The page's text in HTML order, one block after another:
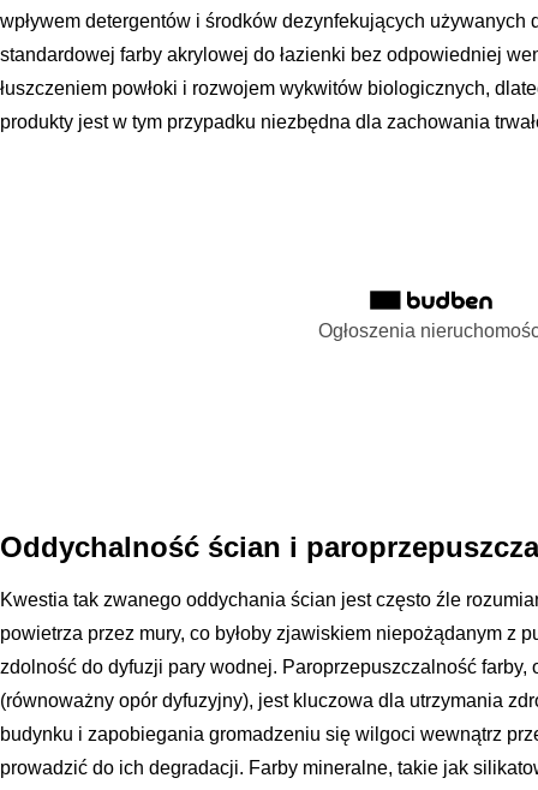
wpływem detergentów i środków dezynfekujących używanych
standardowej farby akrylowej do łazienki bez odpowiedniej
łuszczeniem powłoki i rozwojem wykwitów biologicznych,
produkty jest w tym przypadku niezbędna dla zachowania
Ogłoszenia
Oddychalność ścian i
Kwestia tak zwanego oddychania ścian jest często źle
powietrza przez mury, co byłoby zjawiskiem niepożądanym z
zdolność do dyfuzji pary wodnej. Paroprzepuszczalność farby,
(równoważny opór dyfuzyjny), jest kluczowa dla utrzymania
budynku i zapobiegania gromadzeniu się wilgoci wewnątrz
prowadzić do ich degradacji. Farby mineralne, takie jak